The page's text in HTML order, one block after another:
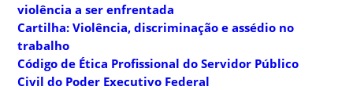
violência a ser enfrentada
Cartilha: Violência, discriminação e assédio no
trabalho
Código de Ética Profissional do Servidor Público
Civil do Poder Executivo Federal